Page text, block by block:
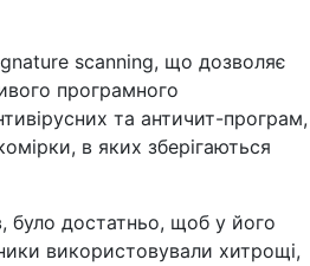
scanning, що дозволяє
програмного
та античит-програм,
в яких зберігаються
було достатньо, щоб у його
використовували хитрощі,